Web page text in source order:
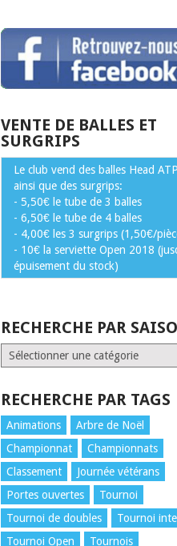
VENTE DE BALLES ET
SURGRIPS
Le club vend des balles Head
ainsi que des surgrips:
- 5,50€ le tube de 3 balles
- 6,50€ le tube de 4 balles
- 4,00€ les 3 surgrips (1,50€/
- 10€ la serviette Open 2018
épuisement du stock)
RECHERCHE PAR
RECHERCHE
PAR
RECHERCHE PAR TAGS
Animations
Arbre de Noël
Championnat
Championnats
Classement
Journée vétérans
Portes ouvertes
Tournoi
Tournoi de doubles
Tournoi
Tournoi Open
Tournois